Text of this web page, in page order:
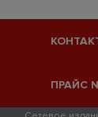
ПРАЙС